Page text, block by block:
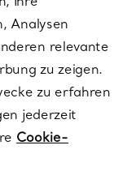
Analysen
relevante
zu zeigen.
zu erfahren
jederzeit
Cookie-